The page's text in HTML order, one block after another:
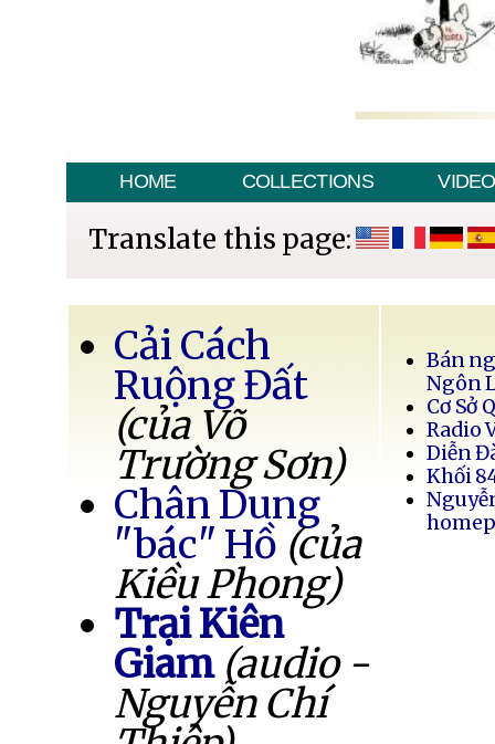
HOME COLLECTIONS VIDEO
Translate this page:
Cải Cách
Ruộng Đất
(của Võ
Trường Sơn)
Chân Dung
"bác" Hồ (của
Kiều Phong)
Trại Kiên
Giam (audio -
Nguyễn Chí
Bán
Ngôn
Cơ Sở
Radio
Diễn
Khối